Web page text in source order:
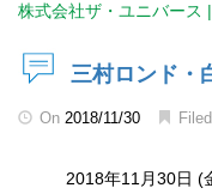
株式会社ザ・ユニバース
三村ロンド・
On 2018/11/30
2018年11月30日 (